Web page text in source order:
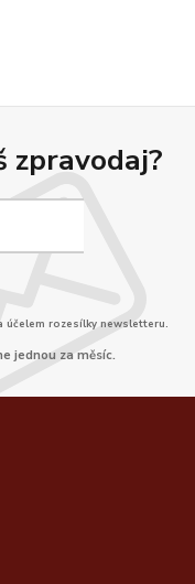
zpravodaj?
účelem rozesílky newsletteru.
jednou za měsíc.